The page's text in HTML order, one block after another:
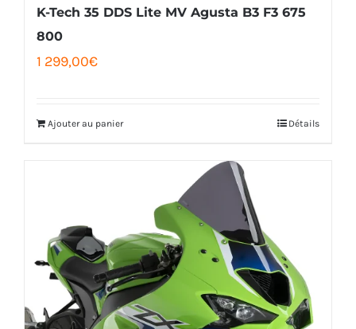
K-Tech 35 DDS Lite MV Agusta B3 F3 675
800
1 299,00€
Ajouter au panier Détails